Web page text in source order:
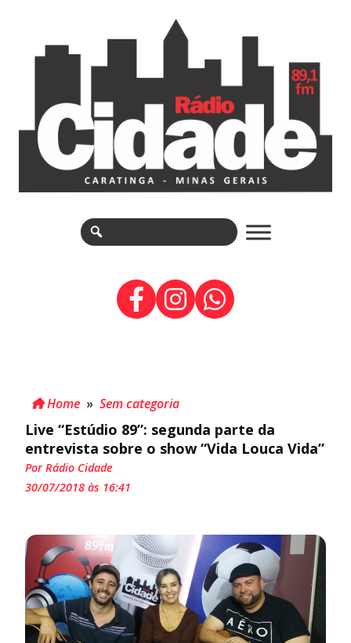
Home » Sem categoria
Live “Estúdio 89”: segunda parte da
entrevista sobre o show “Vida Louca Vida”
Por Rádio Cidade
30/07/2018 às 16:41